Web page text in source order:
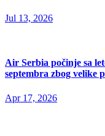
Jul 13, 2026
Air Serbia počinje sa
septembra zbog velike
Apr 17, 2026